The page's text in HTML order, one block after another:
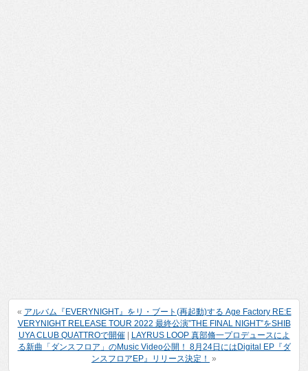
« アルバム『EVERYNIGHT』をリ・ブート(再起動)する Age Factory RE:E
VERYNIGHT RELEASE TOUR 2022 最終公演”THE FINAL NIGHT”をSHIB
UYA CLUB QUATTROで開催|
LAYRUS LOOP 真部脩一プロデュースによ
る新曲「ダンスフロア」のMusic Video公開！ 8月24日にはDigital EP『ダ
ンスフロアEP』リリース決定！ »